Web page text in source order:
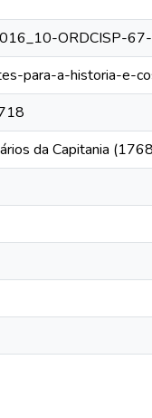
ORDCISP-
para-a-historia-e-
da Capitania